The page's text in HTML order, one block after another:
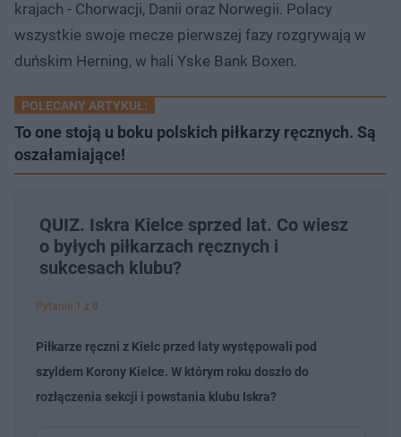
krajach - Chorwacji, Danii oraz Norwegii. Polacy
wszystkie swoje mecze pierwszej fazy rozgrywają w
duńskim Herning, w hali Yske Bank Boxen.
POLECANY ARTYKUŁ:
To one stoją u boku polskich piłkarzy ręcznych. Są
oszałamiające!
QUIZ. Iskra Kielce sprzed lat. Co wiesz
o byłych piłkarzach ręcznych i
sukcesach klubu?
Pytanie 1 z 8
Piłkarze ręczni z Kielc przed laty występowali pod
szyldem Korony Kielce. W którym roku doszło do
rozłączenia sekcji i powstania klubu Iskra?